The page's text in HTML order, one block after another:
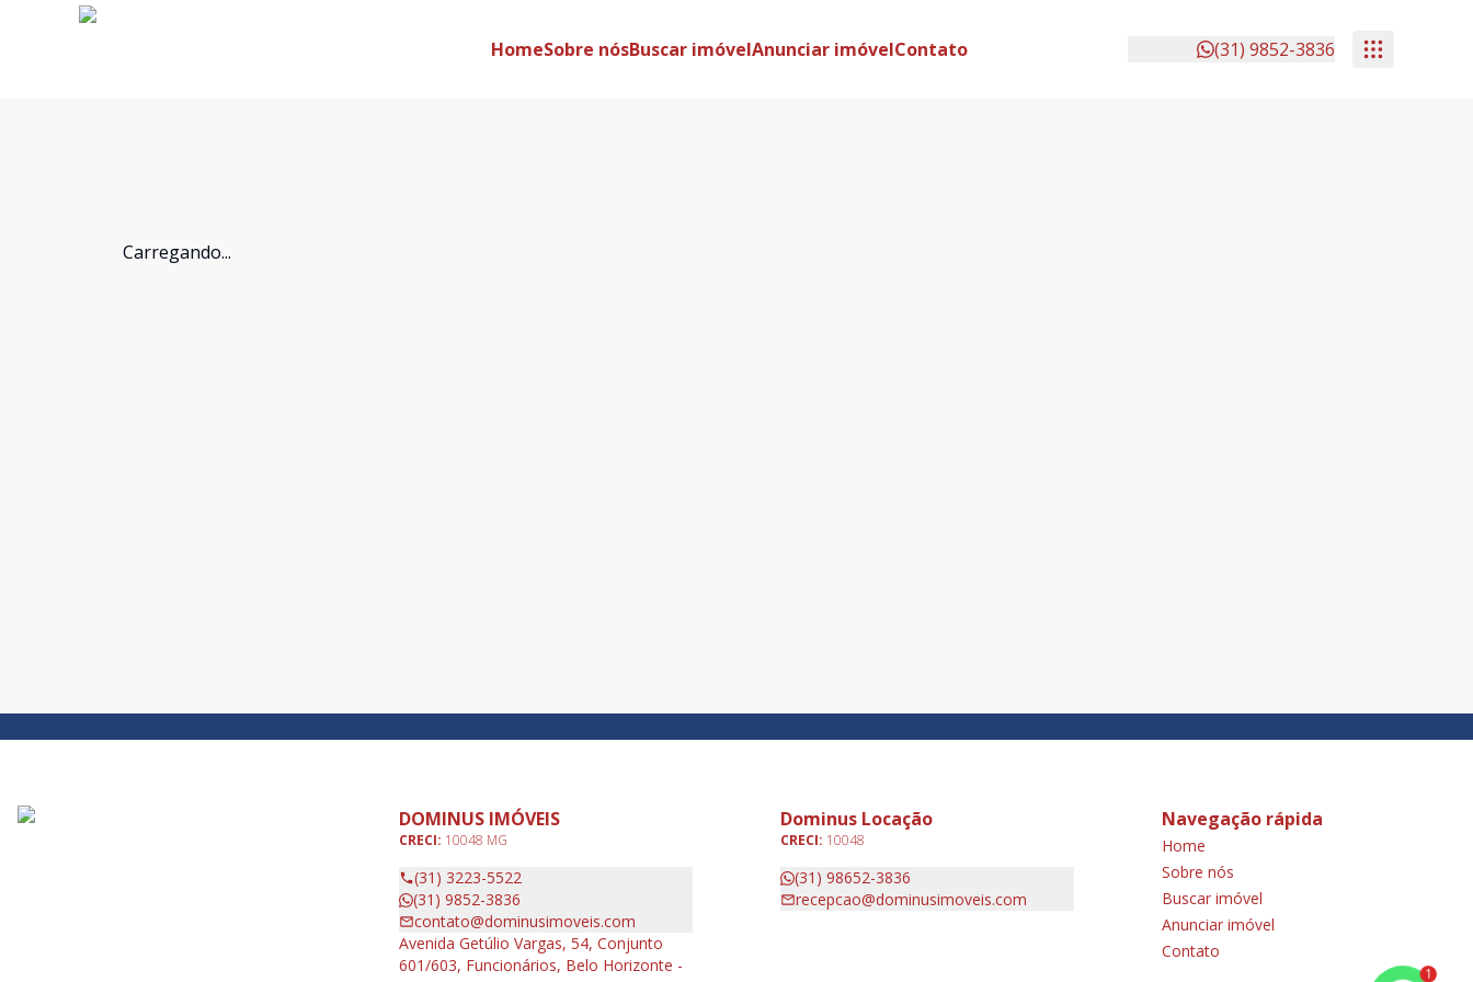
HomeSobre nósBuscar imóvelAnunciar imóvelContato (31) 9852-3836
Carregando...
DOMINUS IMÓVEIS
CRECI: 10048 MG
(31) 3223-5522
(31) 9852-3836
contato@dominusimoveis.com
Avenida Getúlio Vargas, 54, Conjunto
601/603, Funcionários, Belo Horizonte -
Dominus Locação
CRECI: 10048
(31) 98652-3836
recepcao@dominusimoveis.com
Navegação rápida
Home
Sobre nós
Buscar imóvel
Anunciar imóvel
Contato
1